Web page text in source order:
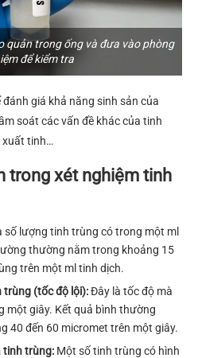
quản trong ống và đưa vào phòng
để kiểm tra
đánh giá khả năng sinh sản của
soát các vấn đề khác của tinh
xuất tinh…
trong xét nghiệm tinh
số lượng tinh trùng có trong một ml
thường nằm trong khoảng 15
trên một ml tinh dịch.
trùng (tốc độ lội):Đây là tốc độ mà
một giây. Kết quả bình thường
40 đến 60 micromet trên một giây.
tinh trùng: Một số tinh trùng có hình